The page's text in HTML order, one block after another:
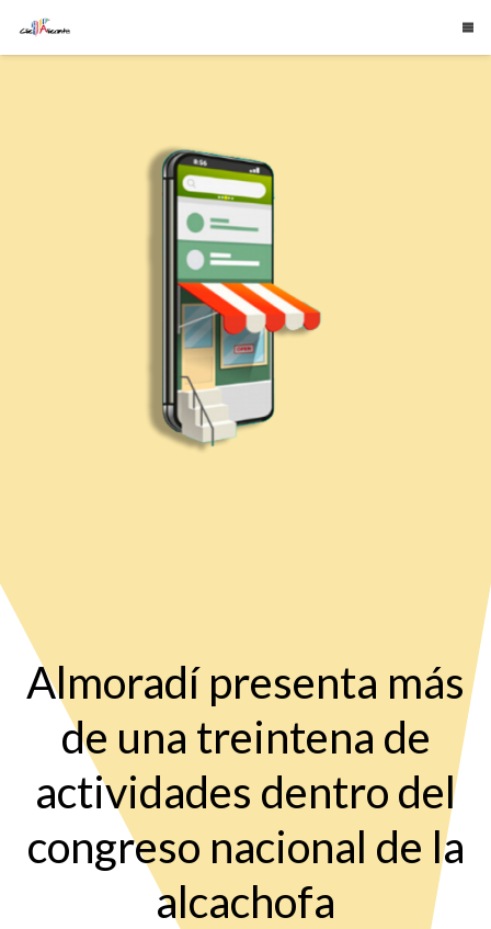
Almoradí presenta más
de una treintena de
actividades dentro del
congreso nacional de la
alcachofa